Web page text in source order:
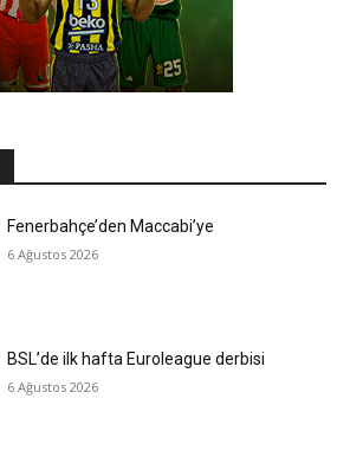
Fenerbahçe’den Maccabi’ye
6 Ağustos 2026
BSL’de ilk hafta Euroleague derbisi
6 Ağustos 2026